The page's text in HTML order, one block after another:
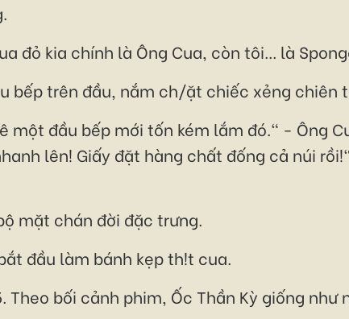
đỏ kia chính là Ông Cua, còn tôi... là
bếp trên đầu, nắm ch/ặt chiếc xẻng chiên
một đầu bếp mới tốn kém lắm đó." - Ông
lên! Giấy đặt hàng chất đống cả núi
mặt chán đời đặc trưng.
đầu làm bánh kẹp th!t cua.
bối cảnh phim, Ốc Thần Kỳ giống